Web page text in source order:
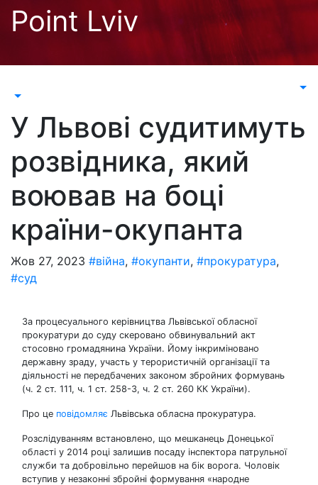
Перейти
Point Lviv
У Львові судитимуть
розвідника, який
воював на боці
країни-окупанта
Жов 27, 2023 #війна, #окупанти, #прокуратура,
#суд
За процесуального керівництва Львівської обласної
прокуратури до суду скеровано обвинувальний акт
стосовно громадянина України. Йому інкриміновано
державну зраду, участь у терористичній організації та
діяльності не передбачених законом збройних формувань
(ч. 2 ст. 111, ч. 1 ст. 258-3, ч. 2 ст. 260 КК України).
Про це повідомляє Львівська обласна прокуратура.
Розслідуванням встановлено, що мешканець Донецької
області у 2014 році залишив посаду інспектора патрульної
служби та добровільно перейшов на бік ворога. Чоловік
вступив у незаконні збройні формування «народне